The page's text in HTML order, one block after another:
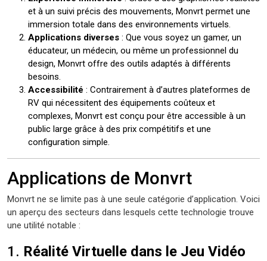
et à un suivi précis des mouvements, Monvrt permet une
immersion totale dans des environnements virtuels.
Applications diverses : Que vous soyez un gamer, un
éducateur, un médecin, ou même un professionnel du
design, Monvrt offre des outils adaptés à différents
besoins.
Accessibilité : Contrairement à d’autres plateformes de
RV qui nécessitent des équipements coûteux et
complexes, Monvrt est conçu pour être accessible à un
public large grâce à des prix compétitifs et une
configuration simple.
Applications de Monvrt
Monvrt ne se limite pas à une seule catégorie d’application. Voici
un aperçu des secteurs dans lesquels cette technologie trouve
une utilité notable :
1. Réalité Virtuelle dans le Jeu Vidéo